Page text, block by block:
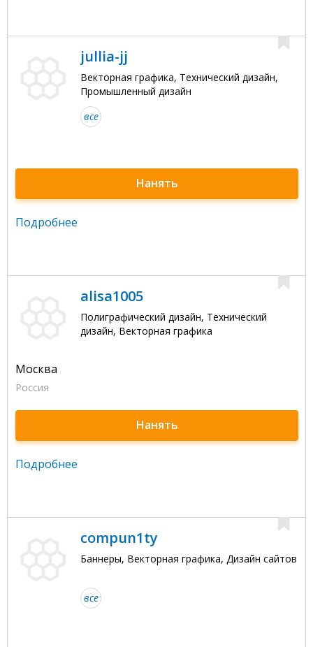
jullia-jj
Векторная графика, Технический дизайн,
Промышленный дизайн
все
Нанять
Подробнее
alisa1005
Полиграфический дизайн, Технический
дизайн, Векторная графика
Москва
Россия
Нанять
Подробнее
compun1ty
Баннеры, Векторная графика, Дизайн сайтов
все